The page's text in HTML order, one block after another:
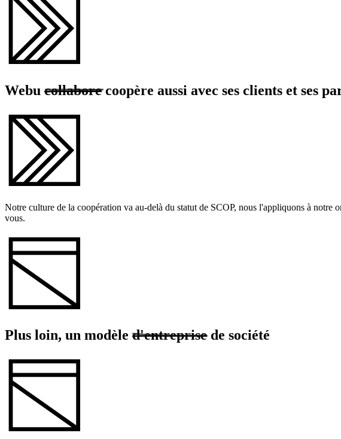
Webu collaborecoopère aussi avec ses clients et ses
Notre culture de la coopération va au-delà du statut de SCOP, nous l'appliquons à
vous.
Plus loin, un modèle d'entreprisede société